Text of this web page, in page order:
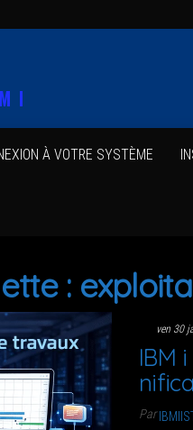
I
À VOTRE SYSTÈME
:
ven 30
IBM
Par